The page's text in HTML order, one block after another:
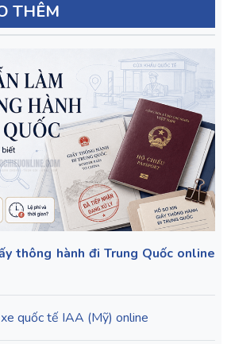
THÊM
thông hành đi Trung Quốc online
quốc tế IAA (Mỹ) online